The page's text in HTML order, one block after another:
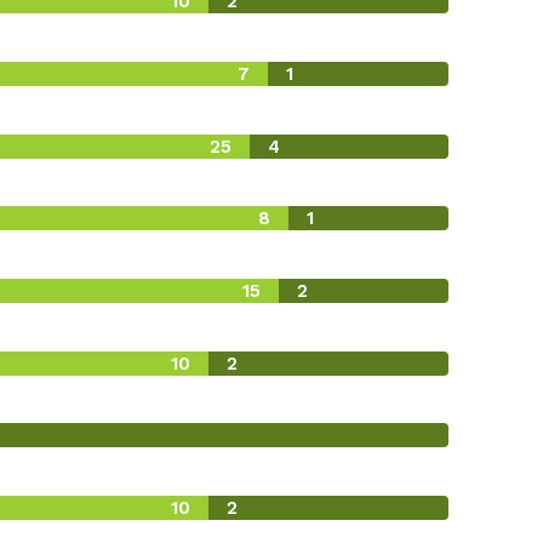
7 1
25 4
8 1
15 2
10 2
10 2